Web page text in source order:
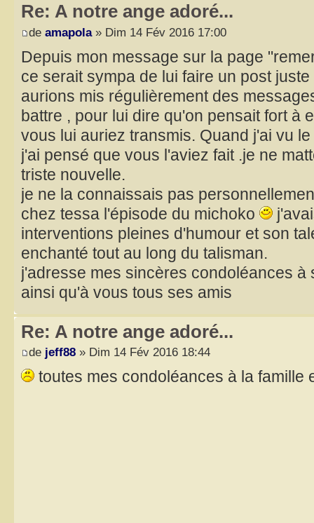
Re: A notre ange adoré...
de amapola» Dim 14 Fév 2016 17:00
Depuis mon message sur la page
ce serait sympa de lui faire un post
aurions mis régulièrement des
battre , pour lui dire qu'on pensait fort à
vous lui auriez transmis. Quand j'ai vu
j'ai pensé que vous l'aviez fait .je ne
triste nouvelle.
je ne la connaissais pas
chez tessa l'épisode du michoko
interventions pleines d'humour et son
enchanté tout au long du talisman.
j'adresse mes sincères condoléances à
ainsi qu'à vous tous ses amis
Re: A notre ange adoré...
de jeff88 » Dim 14 Fév 2016 18:44
toutes mes condoléances à la